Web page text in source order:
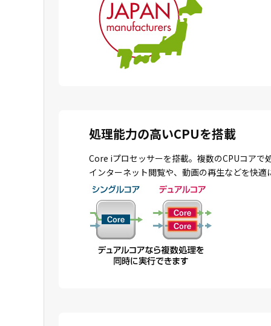
処理能力の高いCPUを搭載
Core iプロセッサーを搭載。複数のCPUコアで
インターネット閲覧や、動画の再生などを快適